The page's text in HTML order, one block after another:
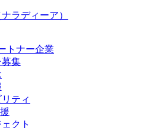
ラディーア）
トナー企業
集
ティ
クト